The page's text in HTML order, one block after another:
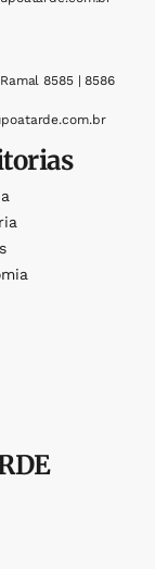
8585 | 8586